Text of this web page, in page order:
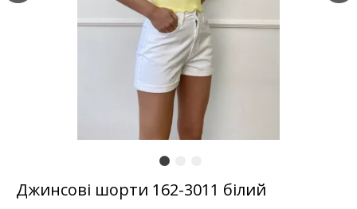
Джинсові шорти 162-3011 білий